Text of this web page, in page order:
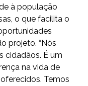
à população
o que facilita o
projeto. “Nós
cidadãos. É um
na vida de
Temos